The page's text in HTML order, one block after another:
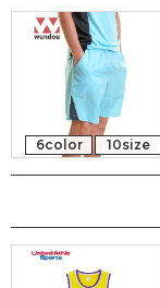
6color 10size